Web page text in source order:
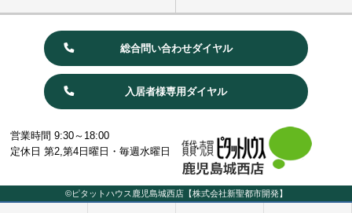
総合問い合わせダイヤル
入居者様専用ダイヤル
営業時間 9:30～18:00
定休日 第2,第4日曜日・毎週水曜日
©ピタットハウス鹿児島城西店【株式会社新聖都市開発】